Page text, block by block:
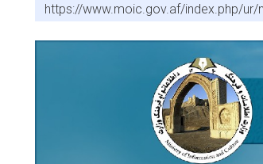
https://www.moic.gov.af/index.php/ur/